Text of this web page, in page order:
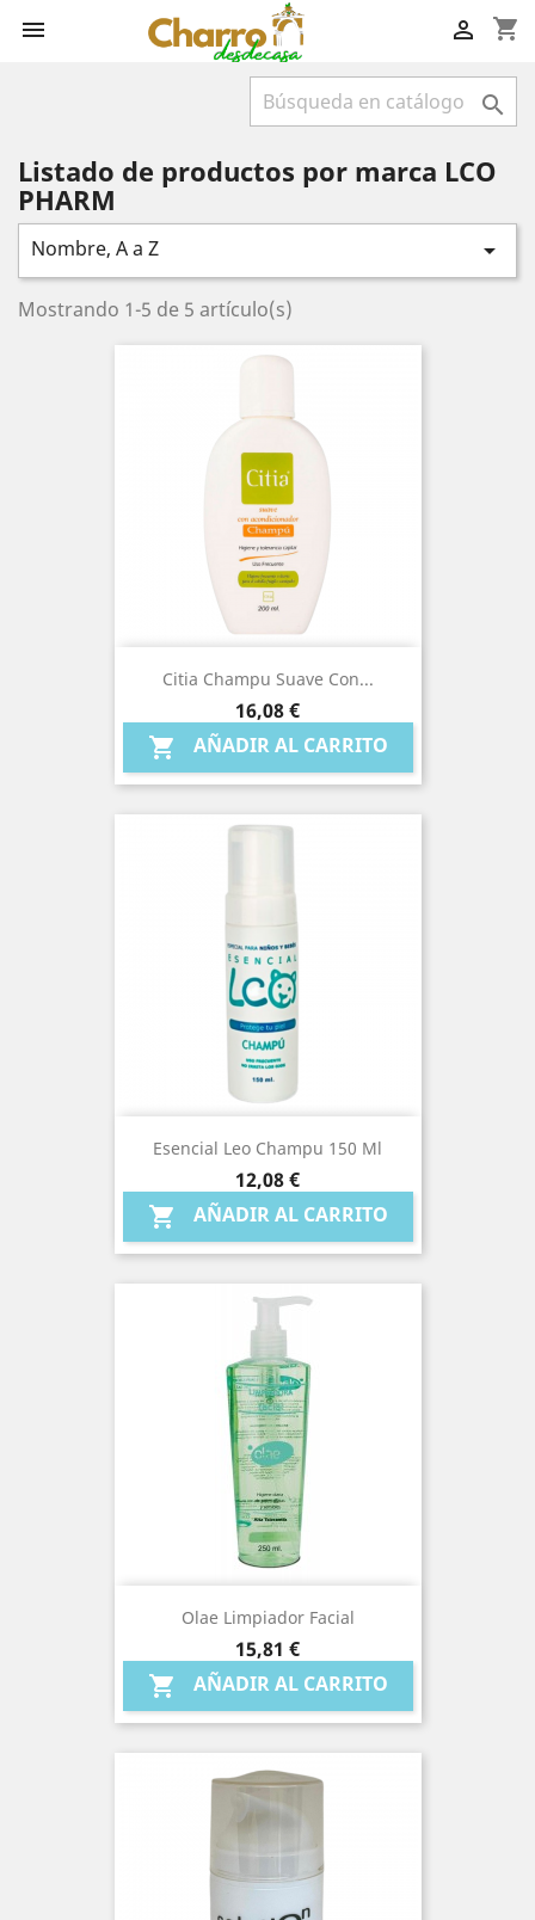
 shopping_cart


Listado de productos por marca LCO
PHARM
Nombre, A a Z 
Mostrando 1-5 de 5 artículo(s)
Citia Champu Suave Con...
Precio
16,08 €
 AÑADIR AL CARRITO
Esencial Leo Champu 150 Ml
Precio
12,08 €
 AÑADIR AL CARRITO
Olae Limpiador Facial
Precio
15,81 €
 AÑADIR AL CARRITO